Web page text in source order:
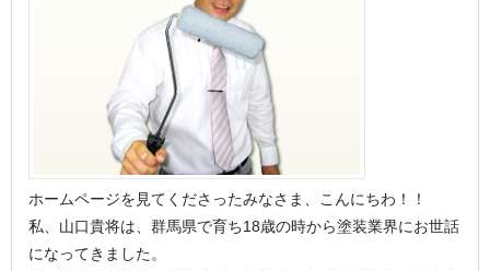
ホームページを見てくださったみなさま、こんにちわ！！
私、山口貴将は、群馬県で育ち18歳の時から塗装業界にお世話
になってきました。